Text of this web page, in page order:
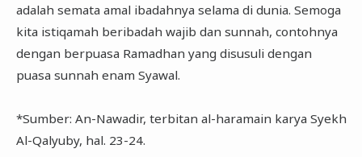
adalah semata amal ibadahnya selama di dunia. Semoga
kita istiqamah beribadah wajib dan sunnah, contohnya
dengan berpuasa Ramadhan yang disusuli dengan
puasa sunnah enam Syawal.
*Sumber: An-Nawadir, terbitan al-haramain karya Syekh
Al-Qalyuby, hal. 23-24.